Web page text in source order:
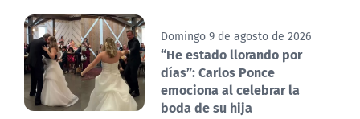
Domingo 9 de agosto de 2026
“He estado llorando por
días”: Carlos Ponce
emociona al celebrar la
boda de su hija